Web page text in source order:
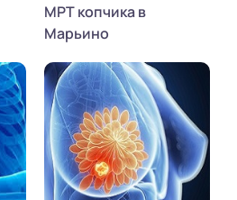
МРТ копчика в
Марьино